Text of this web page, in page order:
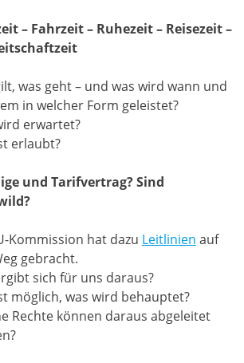
– Fahrzeit – Ruhezeit – Reisezeit –
was geht – und was wird wann und
in welcher Form geleistet?
erwartet?
erlaubt?
und Tarifvertrag? Sind
Kommission hat dazu Leitlinien auf
gebracht.
sich für uns daraus?
möglich, was wird behauptet?
Rechte können daraus abgeleitet